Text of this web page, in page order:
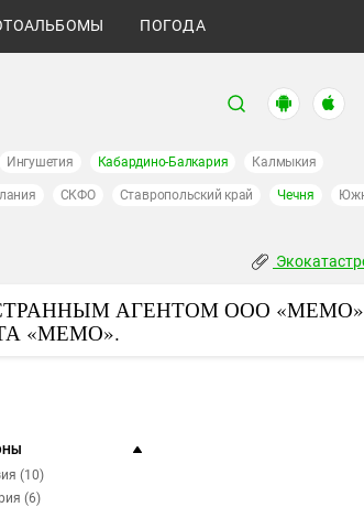
ПОГОДА
Ингушетия Кабардино-Балкария Калмыкия
СКФО Ставропольский край Чечня
АГЕНТОМ ООО
«МЕМО».
(10)
(6)